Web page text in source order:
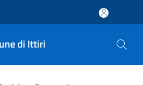
di Ittiri